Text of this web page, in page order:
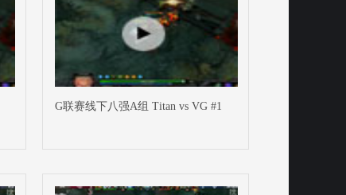
G联赛线下八强A组 Titan vs VG #1